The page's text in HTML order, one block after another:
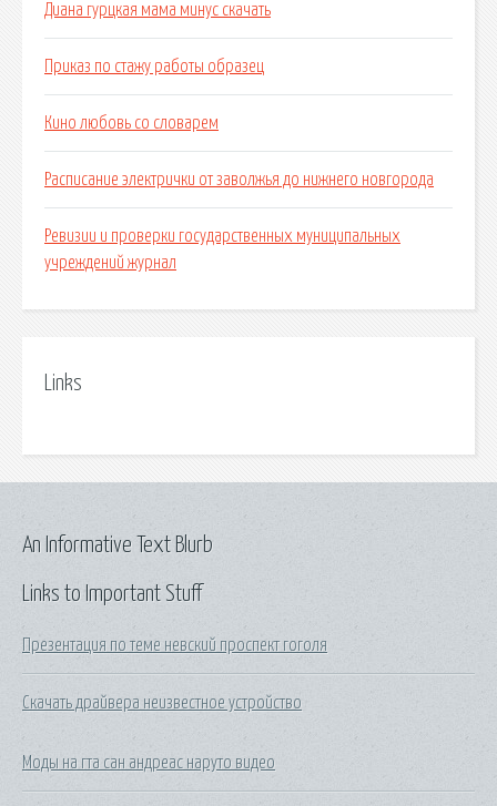
Диана гурцкая мама минус скачать
Приказ по стажу работы образец
Кино любовь со словарем
Расписание электрички от заволжья до нижнего новгорода
Ревизии и проверки государственных муниципальных
учреждений журнал
Links
Links to Important Stuff
Презентация по теме невский проспект гоголя
Скачать драйвера неизвестное устройство
Моды на гта сан андреас наруто видео
An Informative Text Blurb